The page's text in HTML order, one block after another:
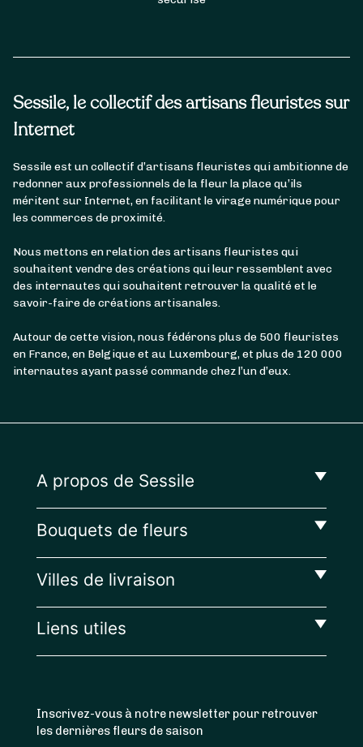
Sessile, le collectif des artisans fleuristes sur
Internet
Sessile est un collectif d’artisans fleuristes qui ambitionne de
redonner aux professionnels de la fleur la place qu’ils
méritent sur Internet, en facilitant le virage numérique pour
les commerces de proximité.
Nous mettons en relation des artisans fleuristes qui
souhaitent vendre des créations qui leur ressemblent avec
des internautes qui souhaitent retrouver la qualité et le
savoir-faire de créations artisanales.
Autour de cette vision, nous fédérons plus de 500 fleuristes
en France, en Belgique et au Luxembourg, et plus de 120 000
internautes ayant passé commande chez l’un d’eux.
A propos de Sessile
Bouquets de fleurs
Villes de livraison
Liens utiles
Inscrivez-vous à notre newsletter pour retrouver
les dernières fleurs de saison